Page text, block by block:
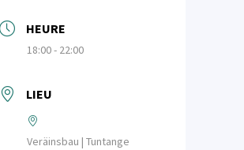
HEURE
18:00 - 22:00
LIEU
Veräinsbau | Tuntange